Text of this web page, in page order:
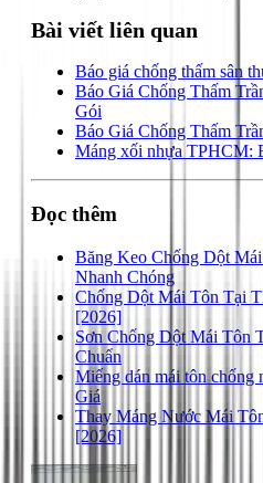
Bài viết liên quan
Báo giá chống thấm sân
Báo Giá Chống Thấm
Gói
Báo Giá Chống Thấm
Máng xối nhựa TPHCM:
Đọc thêm
Băng Keo Chống Dột
Nhanh Chóng
Chống Dột Mái Tôn Tại
[2026]
Sơn Chống Dột Mái Tôn
Chuẩn
Miếng dán mái tôn
Giá
Thay Máng Nước Mái
[2026]